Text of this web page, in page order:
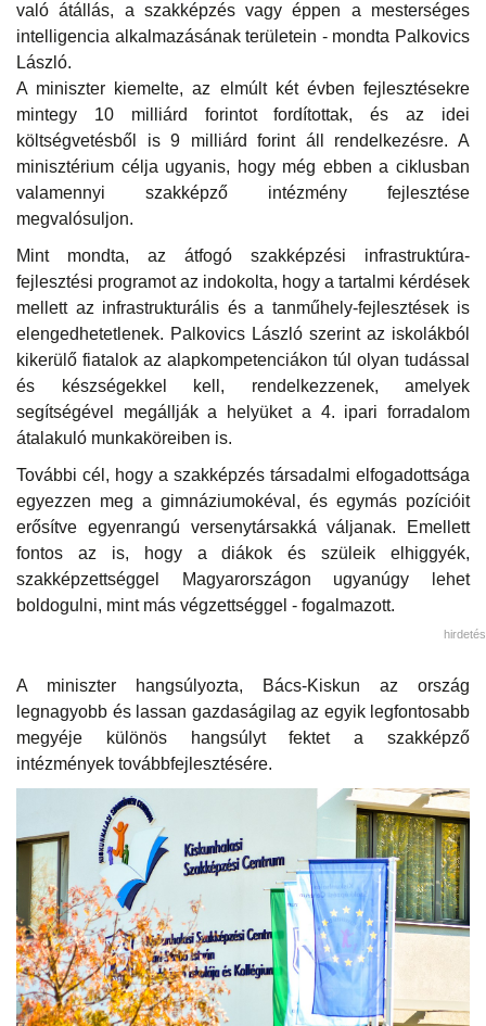
való átállás, a szakképzés vagy éppen a mesterséges
intelligencia alkalmazásának területein - mondta Palkovics
László.
A miniszter kiemelte, az elmúlt két évben fejlesztésekre
mintegy 10 milliárd forintot fordítottak, és az idei
költségvetésből is 9 milliárd forint áll rendelkezésre. A
minisztérium célja ugyanis, hogy még ebben a ciklusban
valamennyi szakképző intézmény fejlesztése
megvalósuljon.
Mint mondta, az átfogó szakképzési infrastruktúra-
fejlesztési programot az indokolta, hogy a tartalmi kérdések
mellett az infrastrukturális és a tanműhely-fejlesztések is
elengedhetetlenek. Palkovics László szerint az iskolákból
kikerülő fiatalok az alapkompetenciákon túl olyan tudással
és készségekkel kell, rendelkezzenek, amelyek
segítségével megállják a helyüket a 4. ipari forradalom
átalakuló munkaköreiben is.
További cél, hogy a szakképzés társadalmi elfogadottsága
egyezzen meg a gimnáziumokéval, és egymás pozícióit
erősítve egyenrangú versenytársakká váljanak. Emellett
fontos az is, hogy a diákok és szüleik elhiggyék,
szakképzettséggel Magyarországon ugyanúgy lehet
boldogulni, mint más végzettséggel - fogalmazott.
hirdetés
A miniszter hangsúlyozta, Bács-Kiskun az ország
legnagyobb és lassan gazdaságilag az egyik legfontosabb
megyéje különös hangsúlyt fektet a szakképző
intézmények továbbfejlesztésére.